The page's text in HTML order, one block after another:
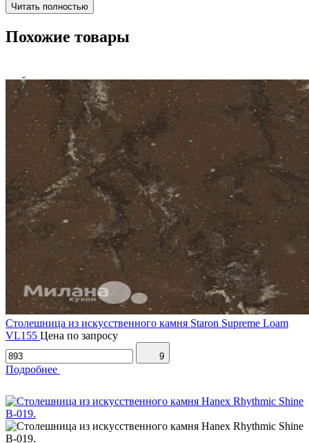
Читать полностью
Похожие товары
Столешница из искусственного камня Staron Supreme Loam
VL155 Цена по запросу
9
Подробнее